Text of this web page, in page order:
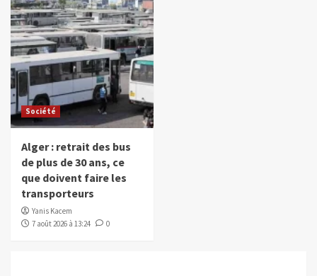
Société
Alger : retrait des bus
de plus de 30 ans, ce
que doivent faire les
transporteurs
Yanis Kacem
7 août 2026 à 13:24
0